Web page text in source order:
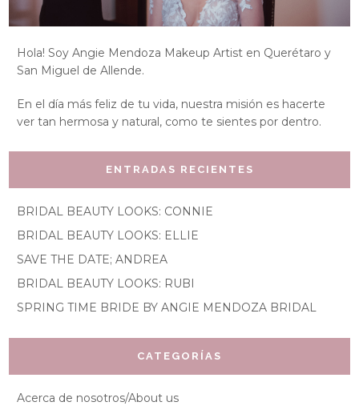
Hola! Soy Angie Mendoza Makeup Artist en Querétaro y
San Miguel de Allende.
En el día más feliz de tu vida, nuestra misión es hacerte
ver tan hermosa y natural, como te sientes por dentro.
ENTRADAS RECIENTES
BRIDAL BEAUTY LOOKS: CONNIE
BRIDAL BEAUTY LOOKS: ELLIE
SAVE THE DATE; ANDREA
BRIDAL BEAUTY LOOKS: RUBI
SPRING TIME BRIDE BY ANGIE MENDOZA BRIDAL
CATEGORÍAS
Acerca de nosotros/About us